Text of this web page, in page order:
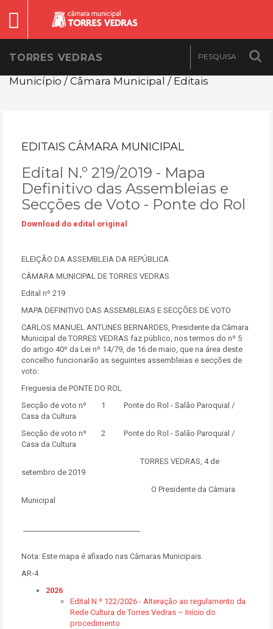
TORRES VEDRAS
Município / Câmara Municipal / Editais
EDITAIS CÂMARA MUNICIPAL
Edital N.º 219/2019 - Mapa
Definitivo das Assembleias e
Secções de Voto - Ponte do Rol
Download do edital original
ELEIÇÃO DA ASSEMBLEIA DA REPÚBLICA
CÂMARA MUNICIPAL DE TORRES VEDRAS
Edital nº 219
MAPA DEFINITIVO DAS ASSEMBLEIAS E SECÇÕES DE VOTO
CARLOS MANUEL ANTUNES BERNARDES, Presidente da Câmara
Municipal de TORRES VEDRAS faz público, nos termos do nº 5
do artigo 40º da Lei nº 14/79, de 16 de maio, que na área deste
concelho funcionarão as seguintes assembleias e secções de
voto:
Freguesia de PONTE DO ROL
Secção de voto nº 1 Ponte do Rol - Salão Paroquial /
Casa da Cultura
Secção de voto nº 2 Ponte do Rol - Salão Paroquial /
Casa da Cultura
TORRES VEDRAS, 4 de
setembro de 2019
O Presidente da Câmara
Municipal
Nota: Este mapa é afixado nas Câmaras Municipais.
AR-4
2026
Edital N.º 122/2026 - Alteração ao regulamento da
Rede Cultura de Torres Vedras – Início do
procedimento